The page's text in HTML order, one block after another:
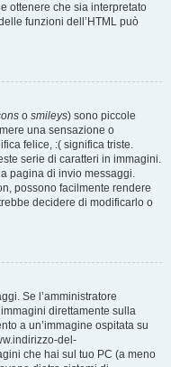
ottenere che sia interpretato
funzioni dell’HTML può
o smileys) sono piccole
una sensazione o
felice, :( significa triste.
serie di caratteri in immagini.
pagina di invio messaggi.
possono facilmente rendere
decidere di modificarlo o
Se l’amministratore
direttamente sulla
a un’immagine ospitata su
del-
che hai sul tuo PC (a meno